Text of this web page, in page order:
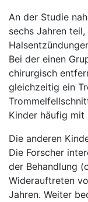
An der Studie
sechs Jahren
Bei der einen
chirurgisch
gleichzeitig ein
Kinder häufig mit
Die anderen
Die Forscher
der Behandlung
Widerauftreten
Jahren. Weiter